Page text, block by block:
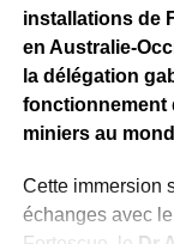
installations de
en Australie-
la délégation
fonctionnement
miniers au
Cette immersion
échanges avec